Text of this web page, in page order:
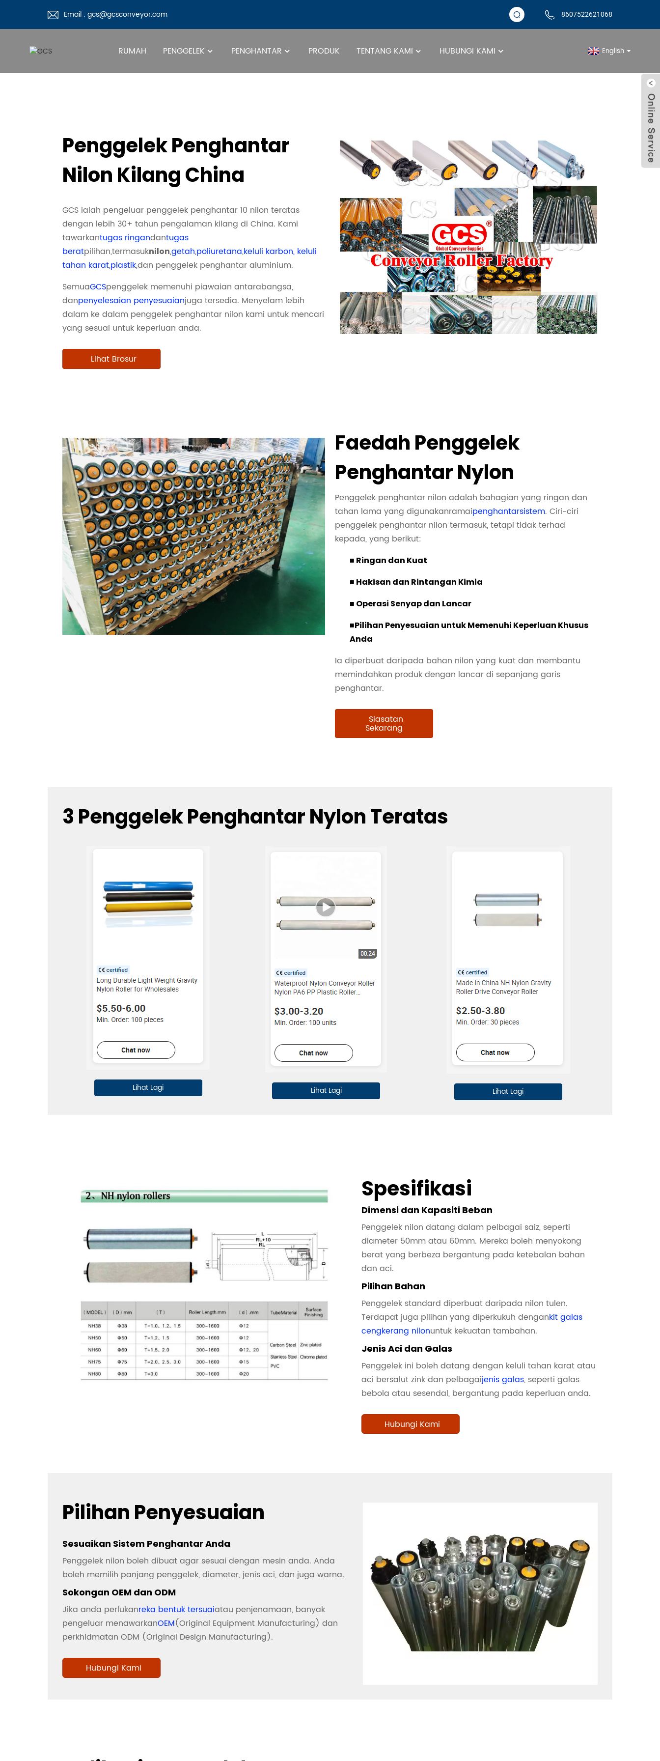
Email : gcs@gcsconveyor.com 8607522621068
RUMAH PENGGELEK PENGHANTAR PRODUK TENTANG KAMI HUBUNGI KAMI English
Penggelek Penghantar
Penggelek Penghantar
Nilon Kilang China
GCS ialah pengeluar penggelek penghantar 10 nilon teratas
dengan lebih 30+ tahun pengalaman kilang di China. Kami
tawarkantugas ringandantugas
beratpilihan,termasuknilon,getah,poliuretana,keluli karbon, keluli
tahan karat,plastik,dan penggelek penghantar aluminium.
SemuaGCSpenggelek memenuhi piawaian antarabangsa,
danpenyelesaian penyesuaianjuga tersedia. Menyelam lebih
dalam ke dalam penggelek penghantar nilon kami untuk mencari
yang sesuai untuk keperluan anda.
Lihat Brosur
Faedah Penggelek
Penghantar Nylon
Penggelek penghantar nilon adalah bahagian yang ringan dan
tahan lama yang digunakanramaipenghantarsistem. Ciri-ciri
penggelek penghantar nilon termasuk, tetapi tidak terhad
kepada, yang berikut:
■ Ringan dan Kuat
■ Hakisan dan Rintangan Kimia
■ Operasi Senyap dan Lancar
■Pilihan Penyesuaian untuk Memenuhi Keperluan Khusus
Anda
Ia diperbuat daripada bahan nilon yang kuat dan membantu
memindahkan produk dengan lancar di sepanjang garis
penghantar.
Siasatan
Sekarang
3 Penggelek Penghantar Nylon Teratas
Lihat Lagi Lihat Lagi Lihat Lagi
Spesifikasi
Dimensi dan Kapasiti Beban
Penggelek nilon datang dalam pelbagai saiz, seperti
diameter 50mm atau 60mm. Mereka boleh menyokong
berat yang berbeza bergantung pada ketebalan bahan
dan aci.
Pilihan Bahan
Penggelek standard diperbuat daripada nilon tulen.
Terdapat juga pilihan yang diperkukuh dengankit galas
cengkerang nilonuntuk kekuatan tambahan.
Jenis Aci dan Galas
Penggelek ini boleh datang dengan keluli tahan karat atau
aci bersalut zink dan pelbagaijenis galas, seperti galas
bebola atau sesendal, bergantung pada keperluan anda.
Hubungi Kami
Pilihan Penyesuaian
Sesuaikan Sistem Penghantar Anda
Penggelek nilon boleh dibuat agar sesuai dengan mesin anda. Anda
boleh memilih panjang penggelek, diameter, jenis aci, dan juga warna.
Sokongan OEM dan ODM
Jika anda perlukanreka bentuk tersuaiatau penjenamaan, banyak
pengeluar menawarkanOEM(Original Equipment Manufacturing) dan
perkhidmatan ODM (Original Design Manufacturing).
Hubungi Kami